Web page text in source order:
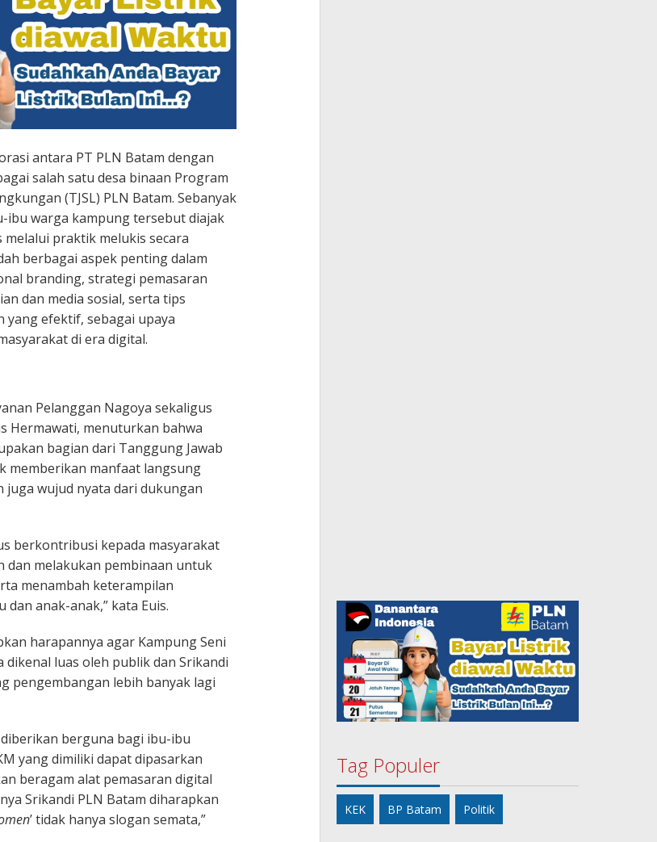
antara PT PLN Batam dengan
salah satu desa binaan Program
(TJSL) PLN Batam. Sebanyak
ibu warga kampung tersebut diajak
praktik melukis secara
berbagai aspek penting dalam
branding, strategi pemasaran
dan media sosial, serta tips
yang efektif, sebagai upaya
di era digital.
Pelanggan Nagoya sekaligus
Hermawati, menuturkan bahwa
bagian dari Tanggung Jawab
memberikan manfaat langsung
juga wujud nyata dari dukungan
berkontribusi kepada masyarakat
dan melakukan pembinaan untuk
menambah keterampilan
anak-anak,” kata Euis.
harapannya agar Kampung Seni
dikenal luas oleh publik dan Srikandi
pengembangan lebih banyak lagi
berguna bagi ibu-ibu
yang dimiliki dapat dipasarkan
beragam alat pemasaran digital
Srikandi PLN Batam diharapkan
’ tidak hanya slogan semata,”
Tag Populer
KEK BP Batam Politik